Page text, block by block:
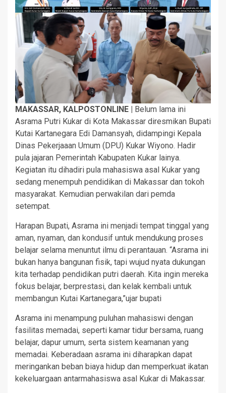
MAKASSAR, KALPOSTONLINE |
Belum lama ini
Asrama Putri Kukar di Kota Makassar diresmikan Bupati
Kutai Kartanegara Edi Damansyah, didampingi Kepala
Dinas Pekerjaaan Umum (DPU) Kukar Wiyono. Hadir
pula jajaran Pemerintah Kabupaten Kukar lainya.
Kegiatan itu dihadiri pula mahasiswa asal Kukar yang
sedang menempuh pendidikan di Makassar dan tokoh
masyarakat. Kemudian perwakilan dari pemda
setempat.
Harapan Bupati, Asrama ini menjadi tempat tinggal yang
aman, nyaman, dan kondusif untuk mendukung proses
belajar selama menuntut ilmu di perantauan. “Asrama ini
bukan hanya bangunan fisik, tapi wujud nyata dukungan
kita terhadap pendidikan putri daerah. Kita ingin mereka
fokus belajar, berprestasi, dan kelak kembali untuk
membangun Kutai Kartanegara,”ujar bupati
Asrama ini menampung puluhan mahasiswi dengan
fasilitas memadai, seperti kamar tidur bersama, ruang
belajar, dapur umum, serta sistem keamanan yang
memadai. Keberadaan asrama ini diharapkan dapat
meringankan beban biaya hidup dan memperkuat ikatan
kekeluargaan antarmahasiswa asal Kukar di Makassar.